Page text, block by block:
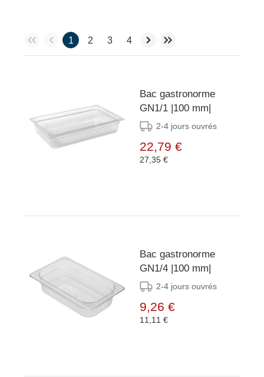
1 2 3 4
Bac gastronorme
GN1/1 |100 mm|
2-4 jours ouvrés
22,79 €
27,35 €
Bac gastronorme
GN1/4 |100 mm|
2-4 jours ouvrés
9,26 €
11,11 €